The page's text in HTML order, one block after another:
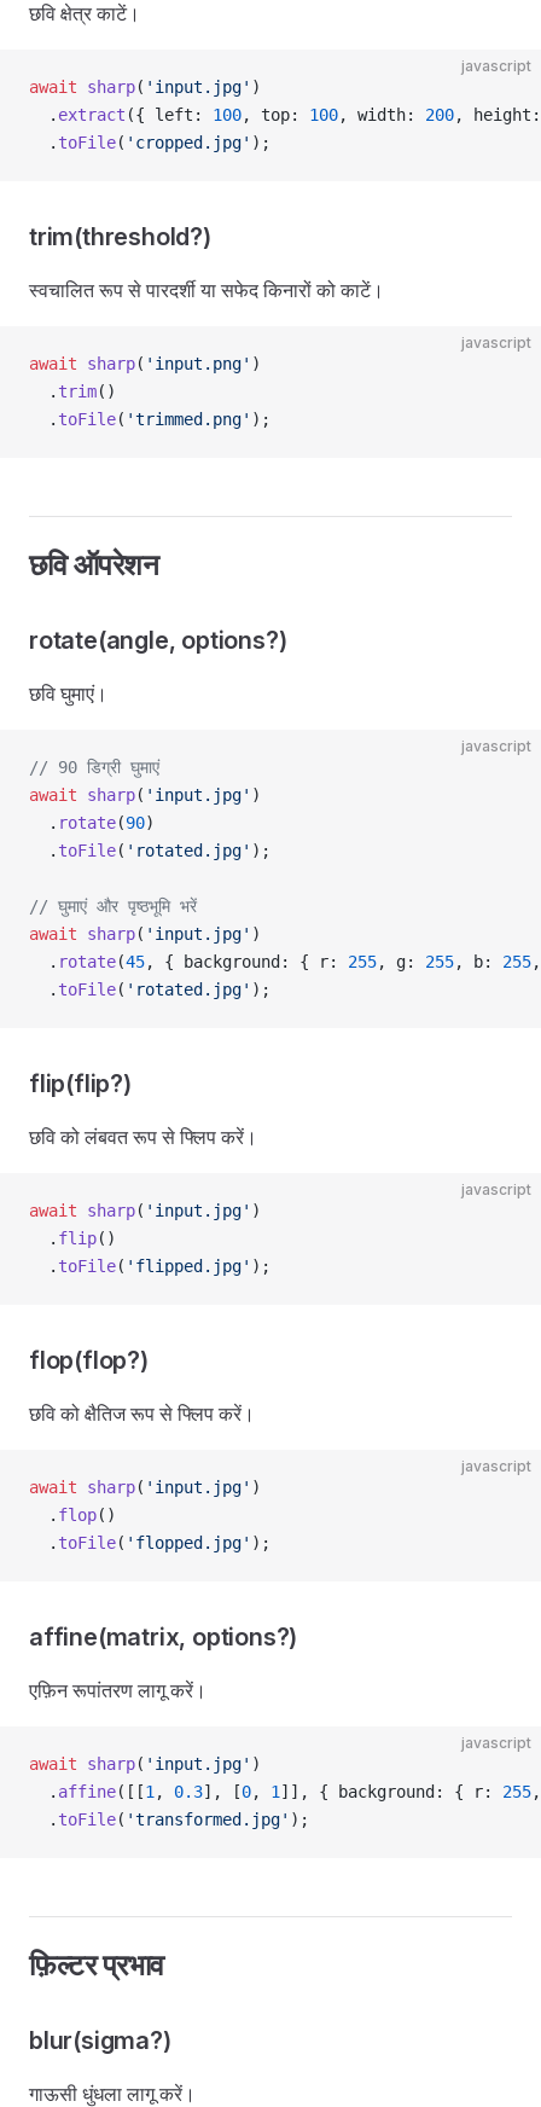
छवि क्षेत्र काटें।
javascript
await sharp( 'input.jpg' )
  .
extract ({ left: 100, top: 100, width: 200,
  .
toFile( 'cropped.jpg' );
trim(threshold?)
स्वचालित रूप से पारदर्शी या सफेद किनारों को काटें।
javascript
await sharp( 'input.png' )
  .
trim()
  .
toFile( 'trimmed.png' );
छवि ऑपरेशन
rotate(angle, options?)
छवि घुमाएं।
javascript
// 90 डिग्री घुमाएं
await sharp( 'input.jpg' )
  .
rotate(90)
  .
toFile( 'rotated.jpg' );
// घुमाएं और पृष्ठभूमि भरें
await sharp( 'input.jpg' )
  .
rotate(45, { background: { r: 255, g: 255, b: 255
  .
toFile( 'rotated.jpg' );
flip(flip?)
छवि को लंबवत रूप से फ्लिप करें।
javascript
await sharp( 'input.jpg' )
  .
flip()
  .
toFile( 'flipped.jpg' );
flop(flop?)
छवि को क्षैतिज रूप से फ्लिप करें।
javascript
await sharp( 'input.jpg' )
  .
flop()
  .
toFile( 'flopped.jpg' );
affine(matrix, options?)
एफ़िन रूपांतरण लागू करें।
javascript
await sharp( 'input.jpg' )
  .
affine([[1 , 0.3], [0, 1 ]], { background: { r: 255
  .
toFile( 'transformed.jpg' );
फ़िल्टर प्रभाव
blur(sigma?)
गाऊसी धुंधला लागू करें।